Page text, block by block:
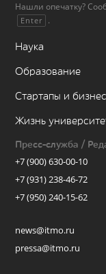
Нашли опечатку?
Enter .
Наука
Образование
Стартапы и бизнес
Жизнь
Пресс-служба /
+7 (900) 630-00-10
+7 (931) 238-46-72
+7 (950) 240-15-62
news@itmo.ru
pressa@itmo.ru